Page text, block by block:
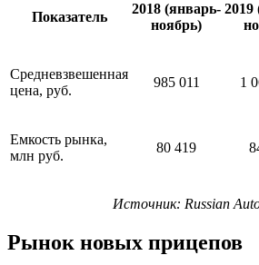
Показатель
2018 (январь-
ноябрь)
2019
Средневзвешенная
цена, руб.
985 011 1
Емкость рынка,
млн руб.
80 419
Источник: Russian
Рынок новых прицепов